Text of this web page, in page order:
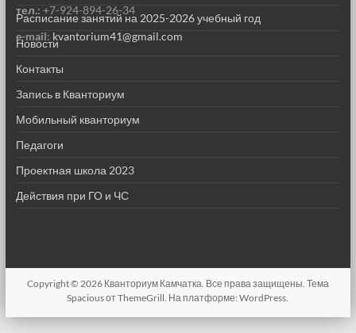
тел.: +7-924-894-26-34
e-mail: kvantorium41@gmail.com
Расписание занятий на 2025-2026 учебный год
Новости
Контакты
Запись в Кванториум
Мобильный кванториум
Педагоги
Проектная школа 2023
Действия при ГО и ЧС
Copyright © 2026 Кванториум Камчатка . Все права защищены. Тема
Spaciousот ThemeGrill. На платформе:WordPress